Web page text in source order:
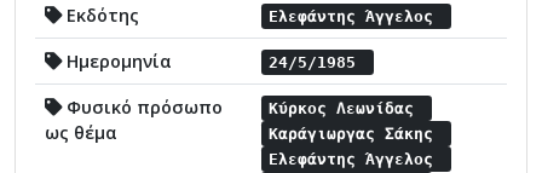
Εκδότης Ελεφάντης Άγγελος
Ημερομηνία 24/5/1985
Φυσικό πρόσωπο
ως θέμα
Κύρκος Λεωνίδας
Καράγιωργας Σάκης
Ελεφάντης Άγγελος